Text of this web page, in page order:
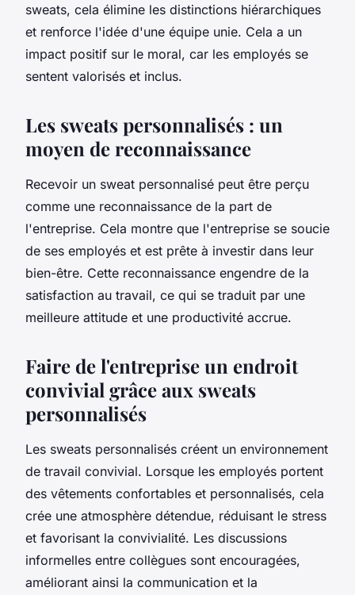
sweats, cela élimine les distinctions hiérarchiques
et renforce l'idée d'une équipe unie. Cela a un
impact positif sur le moral, car les employés se
sentent valorisés et inclus.
Les sweats personnalisés : un
moyen de reconnaissance
Recevoir un sweat personnalisé peut être perçu
comme une reconnaissance de la part de
l'entreprise. Cela montre que l'entreprise se soucie
de ses employés et est prête à investir dans leur
bien-être. Cette reconnaissance engendre de la
satisfaction au travail, ce qui se traduit par une
meilleure attitude et une productivité accrue.
Faire de l'entreprise un endroit
convivial grâce aux sweats
personnalisés
Les sweats personnalisés créent un environnement
de travail convivial. Lorsque les employés portent
des vêtements confortables et personnalisés, cela
crée une atmosphère détendue, réduisant le stress
et favorisant la convivialité. Les discussions
informelles entre collègues sont encouragées,
améliorant ainsi la communication et la